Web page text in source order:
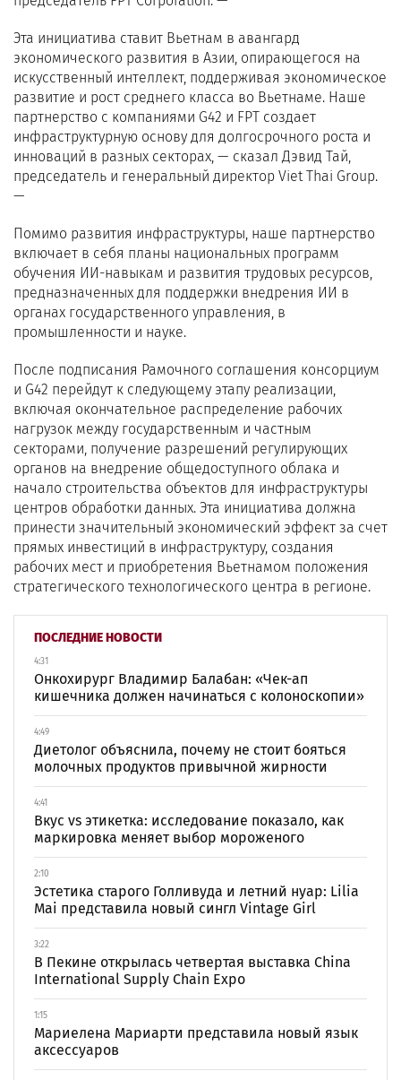
ПОСЛЕДНИЕ НОВОСТИ
4:31
Онкохирург Владимир Балабан: «Чек-ап
кишечника должен начинаться с колоноскопии»
4:49
Диетолог объяснила, почему не стоит бояться
молочных продуктов привычной жирности
4:41
Вкус vs этикетка: исследование показало, как
маркировка меняет выбор мороженого
2:10
Эстетика старого Голливуда и летний нуар: Lilia
Mai представила новый сингл Vintage Girl
3:22
В Пекине открылась четвертая выставка China
International Supply Chain Expo
1:15
Мариелена Мариарти представила новый язык
аксессуаров
Эта инициатива ставит Вьетнам в авангард
экономического развития в Азии, опирающегося на
искусственный интеллект, поддерживая экономическое
развитие и рост среднего класса во Вьетнаме. Наше
партнерство с компаниями G42 и FPT создает
инфраструктурную основу для долгосрочного роста и
инноваций в разных секторах, — сказал Дэвид Тай,
председатель и генеральный директор Viet Thai Group.
—
Помимо развития инфраструктуры, наше партнерство
включает в себя планы национальных программ
обучения ИИ-навыкам и развития трудовых ресурсов,
предназначенных для поддержки внедрения ИИ в
органах государственного управления, в
промышленности и науке.
После подписания Рамочного соглашения консорциум
и G42 перейдут к следующему этапу реализации,
включая окончательное распределение рабочих
нагрузок между государственным и частным
секторами, получение разрешений регулирующих
органов на внедрение общедоступного облака и
начало строительства объектов для инфраструктуры
центров обработки данных. Эта инициатива должна
принести значительный экономический эффект за счет
прямых инвестиций в инфраструктуру, создания
рабочих мест и приобретения Вьетнамом положения
стратегического технологического центра в регионе.